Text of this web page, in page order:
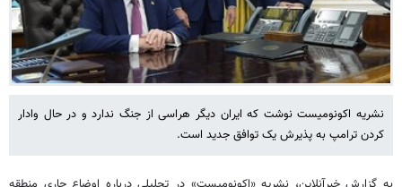
نشریه اکونومیست نوشت که ایران دیگر هراسی از جنگ ندارد و در حال وادار
کردن ترامپ به پذیرش یک توافق جدید است.